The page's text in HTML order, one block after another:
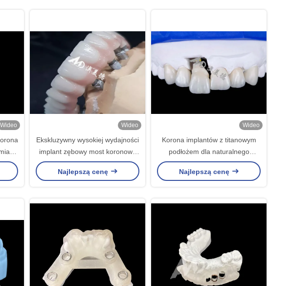
Wideo Wideo
Ekskluzywny wysokiej wydajności
implant zębowy most koronowy
różne rozmiary dostępne
Najlepszą cenę
Wideo
Korona implantów z titanowym
podłożem dla naturalnego
uśmiechu
Najlepszą cenę